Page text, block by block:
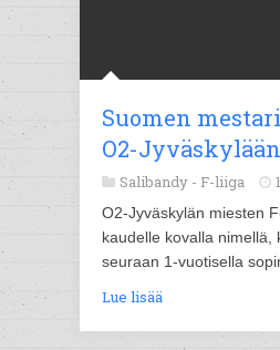
Suomen
O2-Jyväskylään
Salibandy - F-liiga
O2-Jyväskylän miesten
kaudelle kovalla nimellä,
seuraan 1-vuotisella
Lue lisää